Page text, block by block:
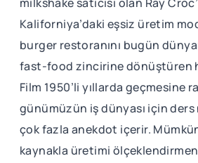
Kaliforniya’daki eşsiz üretim
burger restoranını bugün
fast-food zincirine dönüştüren
Film 1950’li yıllarda geçmesine
günümüzün iş dünyası için
çok fazla anekdot içerir.
kaynakla üretimi